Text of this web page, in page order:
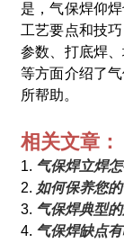
是，气保焊仰
工艺要点和技
参数、打底焊
等方面介绍了
所帮助。
相关文章：
1. 气保焊立焊
2. 如何保养您
3. 气保焊典型
4. 气保焊缺点